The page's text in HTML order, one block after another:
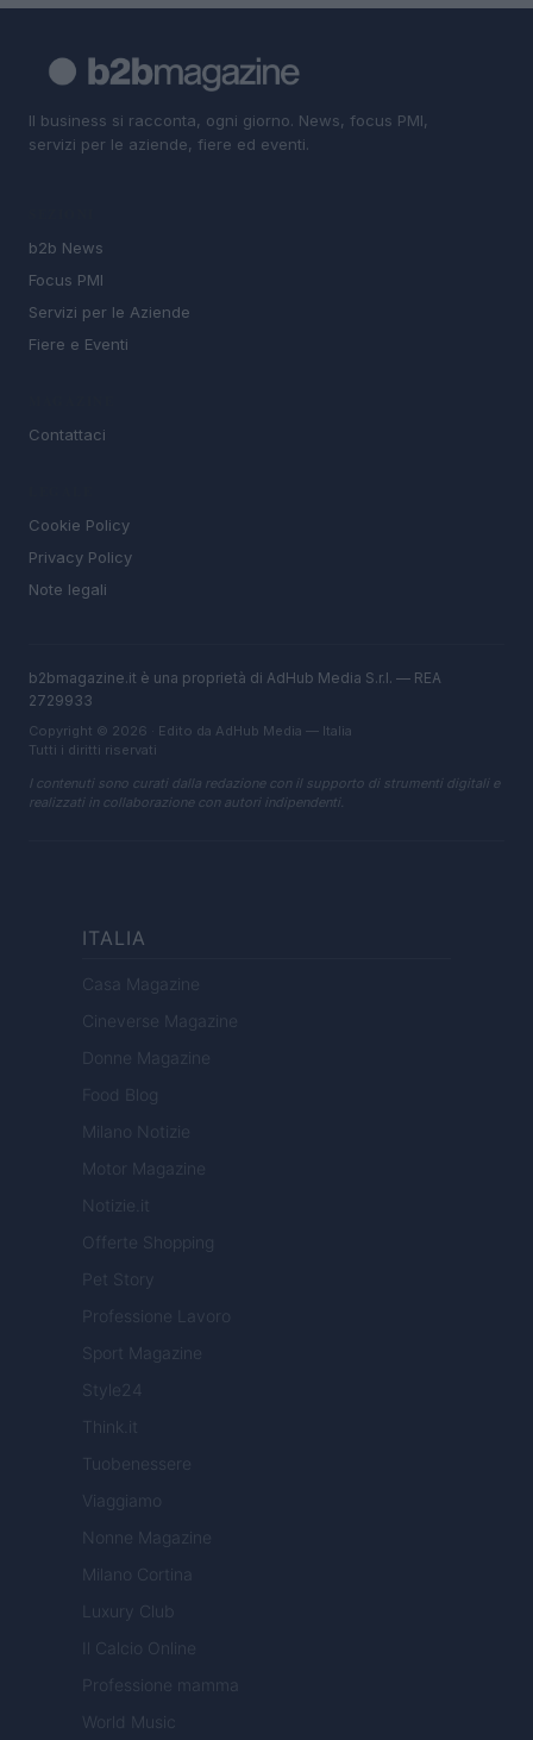
Il business si racconta, ogni giorno. News, focus PMI,
servizi per le aziende, fiere ed eventi.
b2b News
Focus PMI
Servizi per le Aziende
Fiere e Eventi
Contattaci
Cookie Policy
Privacy Policy
Note legali
b2bmagazine.it è una proprietà di AdHub Media S.r.l. — REA
2729933
Copyright © 2026 · Edito da AdHub Media — Italia
Tutti i diritti riservati
I contenuti sono curati dalla redazione con il supporto di strumenti digitali e
realizzati in collaborazione con autori indipendenti.
ITALIA
Casa Magazine
Cineverse Magazine
Donne Magazine
Food Blog
Milano Notizie
Motor Magazine
Notizie.it
Offerte Shopping
Pet Story
Professione Lavoro
Sport Magazine
Style24
Think.it
Tuobenessere
Viaggiamo
Nonne Magazine
Milano Cortina
Luxury Club
Il Calcio Online
Professione mamma
World Music